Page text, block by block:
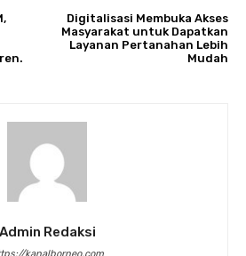
Digitalisasi Membuka Akses
Masyarakat untuk Dapatkan
Layanan Pertanahan Lebih
Mudah
Admin Redaksi